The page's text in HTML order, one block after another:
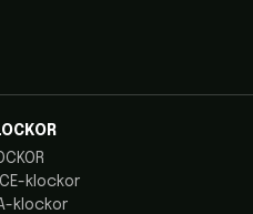
klockor
klockor